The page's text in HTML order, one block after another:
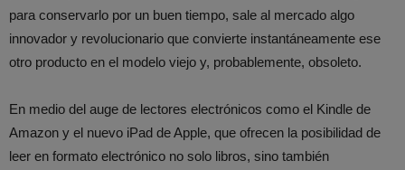
para conservarlo por un buen tiempo, sale al mercado algo
innovador y revolucionario que convierte instantáneamente ese
otro producto en el modelo viejo y, probablemente, obsoleto.
En medio del auge de lectores electrónicos como el Kindle de
Amazon y el nuevo iPad de Apple, que ofrecen la posibilidad de
leer en formato electrónico no solo libros, sino también